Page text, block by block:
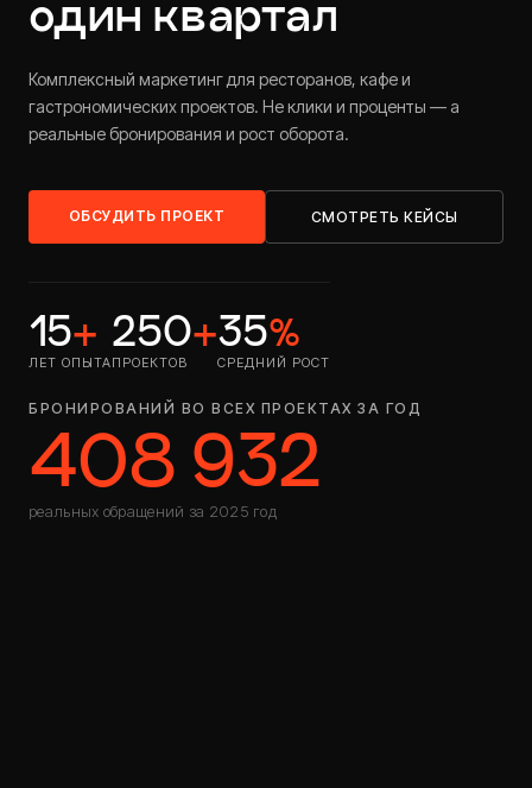
один квартал
Комплексный маркетинг для ресторанов, кафе и
гастрономических проектов. Не клики и проценты — а
реальные бронирования и рост оборота.
ОБСУДИТЬ ПРОЕКТ СМОТРЕТЬ КЕЙСЫ
БРОНИРОВАНИЙ ВО ВСЕХ ПРОЕКТАХ ЗА ГОД
408 932
реальных обращений за 2025 год
15+
ЛЕТ ОПЫТА
250+
ПРОЕКТОВ
35%
СРЕДНИЙ РОСТ